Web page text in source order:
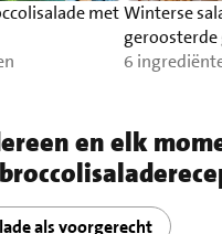
metWinterse
fonio
6
en elk
als voorgerecht